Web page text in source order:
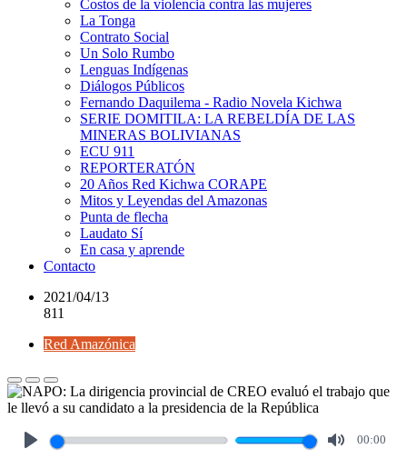
Costos de la violencia contra las mujeres
La Tonga
Contrato Social
Un Solo Rumbo
Lenguas Indígenas
Diálogos Públicos
Fernando Daquilema - Radio Novela Kichwa
SERIE DOMITILA: LA REBELDÍA DE LAS
MINERAS BOLIVIANAS
ECU 911
REPORTERATÓN
20 Años Red Kichwa CORAPE
Mitos y Leyendas del Amazonas
Punta de flecha
Laudato Sí
En casa y aprende
Contacto
2021/04/13
811
Red Amazónica
00:00